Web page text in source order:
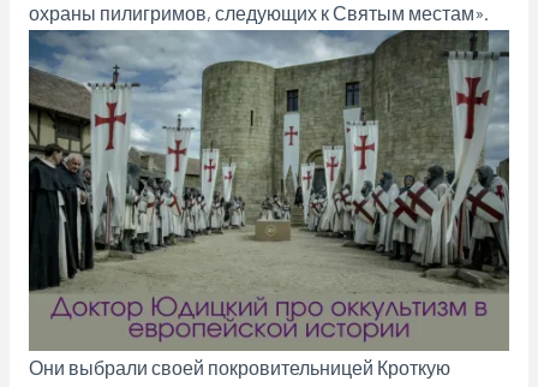
охраны пилигримов, следующих к Святым местам».
Они выбрали своей покровительницей Кроткую